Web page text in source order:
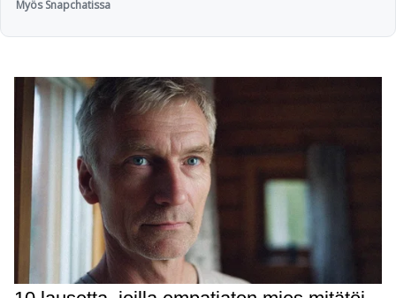
Myös Snapchatissa